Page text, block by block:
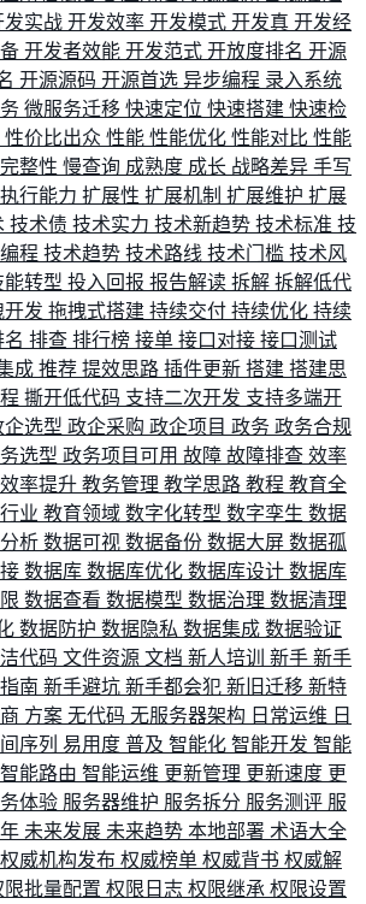
发实战 开发效率 开发模式 开发真 开发经
开发者效能 开发范式 开放度排名 开源
开源源码 开源首选 异步编程 录入系统
微服务迁移 快速定位 快速搭建 快速检
性价比出众 性能 性能优化 性能对比 性能
整性 慢查询 成熟度 成长 战略差异 手写
执行能力 扩展性 扩展机制 扩展维护 扩展
技术债 技术实力 技术新趋势 技术标准 技
程 技术趋势 技术路线 技术门槛 技术风
能转型 投入回报 报告解读 拆解 拆解低代
开发 拖拽式搭建 持续交付 持续优化 持续
名 排查 排行榜 接单 接口对接 接口测试
成 推荐 提效思路 插件更新 搭建 搭建思
撕开低代码 支持二次开发 支持多端开
企选型 政企采购 政企项目 政务 政务合规
选型 政务项目可用 故障 故障排查 效率
效率提升 教务管理 教学思路 教程 教育全
业 教育领域 数字化转型 数字孪生 数据
析 数据可视 数据备份 数据大屏 数据孤
数据库 数据库优化 数据库设计 数据库
数据查看 数据模型 数据治理 数据清理
数据防护 数据隐私 数据集成 数据验证
代码 文件资源 文档 新人培训 新手 新手
南 新手避坑 新手都会犯 新旧迁移 新特
方案 无代码 无服务器架构 日常运维 日
序列 易用度 普及 智能化 智能开发 智能
智能路由 智能运维 更新管理 更新速度 更
体验 服务器维护 服务拆分 服务测评 服
未来发展 未来趋势 本地部署 术语大全
权威机构发布 权威榜单 权威背书 权威解
限批量配置 权限日志 权限继承 权限设置